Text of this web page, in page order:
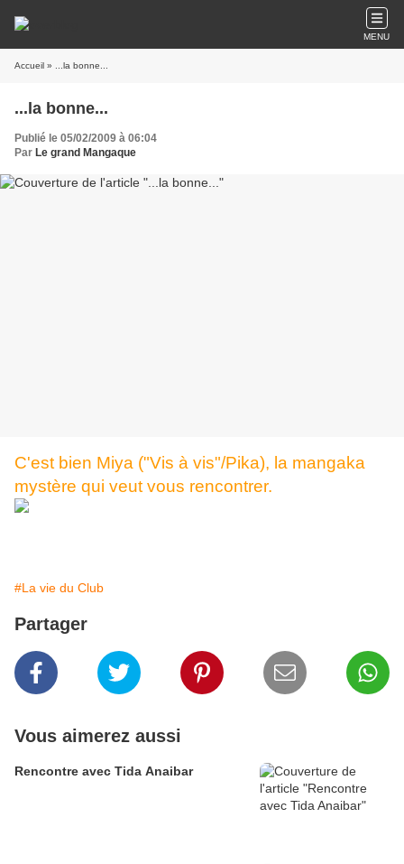
MENU
Accueil » ...la bonne...
...la bonne...
Publié le 05/02/2009 à 06:04
Par Le grand Mangaque
C'est bien Miya ("Vis à vis"/Pika), la mangaka
mystère qui veut vous rencontrer.
#La vie du Club
Partager
Vous aimerez aussi
Rencontre avec Tida Anaibar